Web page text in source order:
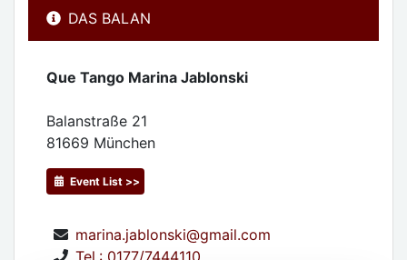
DAS BALAN
Que Tango Marina Jablonski
Balanstraße 21
81669 München
Event List >>
marina.jablonski@gmail.com
Tel.: 0177/7444110